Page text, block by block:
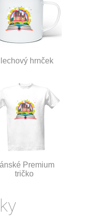
hrnček
Premium
tričko